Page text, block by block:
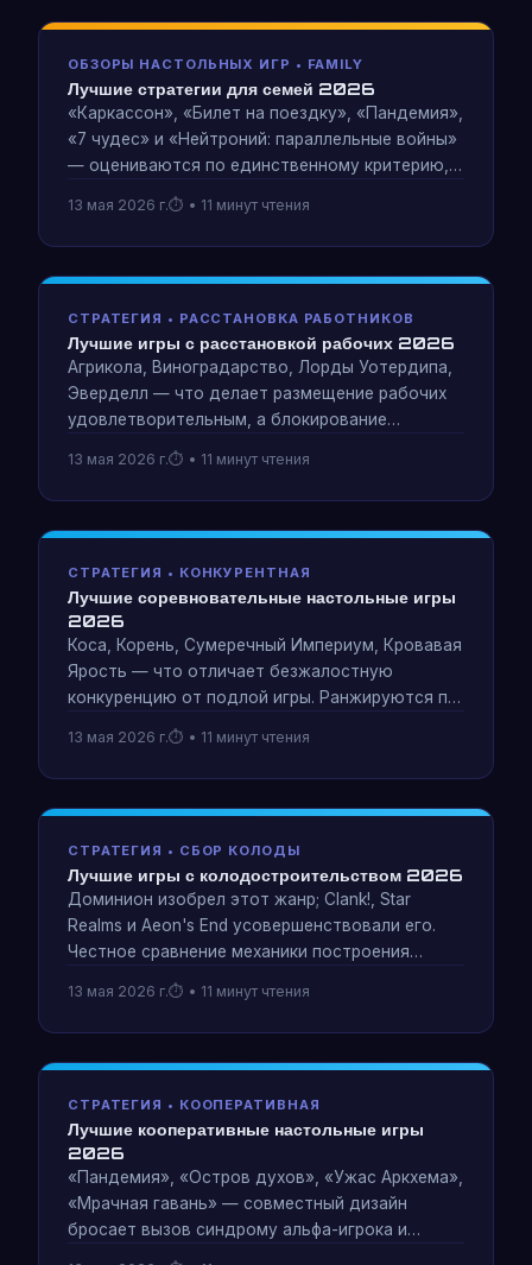
ОБЗОРЫ НАСТОЛЬНЫХ ИГР • FAMILY
Лучшие стратегии для семей 2026
«Каркассон», «Билет на поездку», «Пандемия»,
«7 чудес» и «Нейтроний: параллельные войны»
— оцениваются по единственному критерию,
40-летние по-настоящему насладиться ими
вместе? Честный разновозрастной анализ.
13 мая 2026 г. • 11 минут чтения
СТРАТЕГИЯ • РАССТАНОВКА РАБОТНИКОВ
Лучшие игры с расстановкой рабочих 2026
Агрикола, Виноградарство, Лорды Уотердипа,
Эверделл — что делает размещение рабочих
удовлетворительным, а блокирование
разочарование. Полная сравнительная таблица
лучших игр 2026 года.
13 мая 2026 г. • 11 минут чтения
СТРАТЕГИЯ • КОНКУРЕНТНАЯ
Лучшие соревновательные настольные игры
2026
Коса, Корень, Сумеречный Империум, Кровавая
Ярость — что отличает безжалостную
конкуренцию от подлой игры. Ранжируются по
и тому, насколько хорошо они справляются с
устранением.
13 мая 2026 г. • 11 минут чтения
СТРАТЕГИЯ • СБОР КОЛОДЫ
Лучшие игры с колодостроительством 2026
Доминион изобрел этот жанр; Clank!, Star
Realms и Aeon's End усовершенствовали его.
Честное сравнение механики построения
согласованность движка и случаи, когда
колода становится обузой.
13 мая 2026 г. • 11 минут чтения
СТРАТЕГИЯ • КООПЕРАТИВНАЯ
Лучшие кооперативные настольные игры
2026
«Пандемия», «Остров духов», «Ужас Аркхема»,
«Мрачная гавань» — совместный дизайн
бросает вызов синдрому альфа-игрока и